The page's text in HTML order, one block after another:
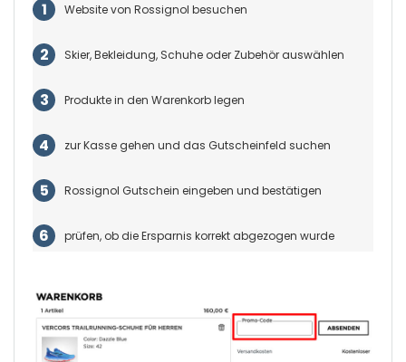
Website von Rossignol besuchen
Skier, Bekleidung, Schuhe oder Zubehör auswählen
Produkte in den Warenkorb legen
zur Kasse gehen und das Gutscheinfeld suchen
Rossignol Gutschein eingeben und bestätigen
prüfen, ob die Ersparnis korrekt abgezogen wurde